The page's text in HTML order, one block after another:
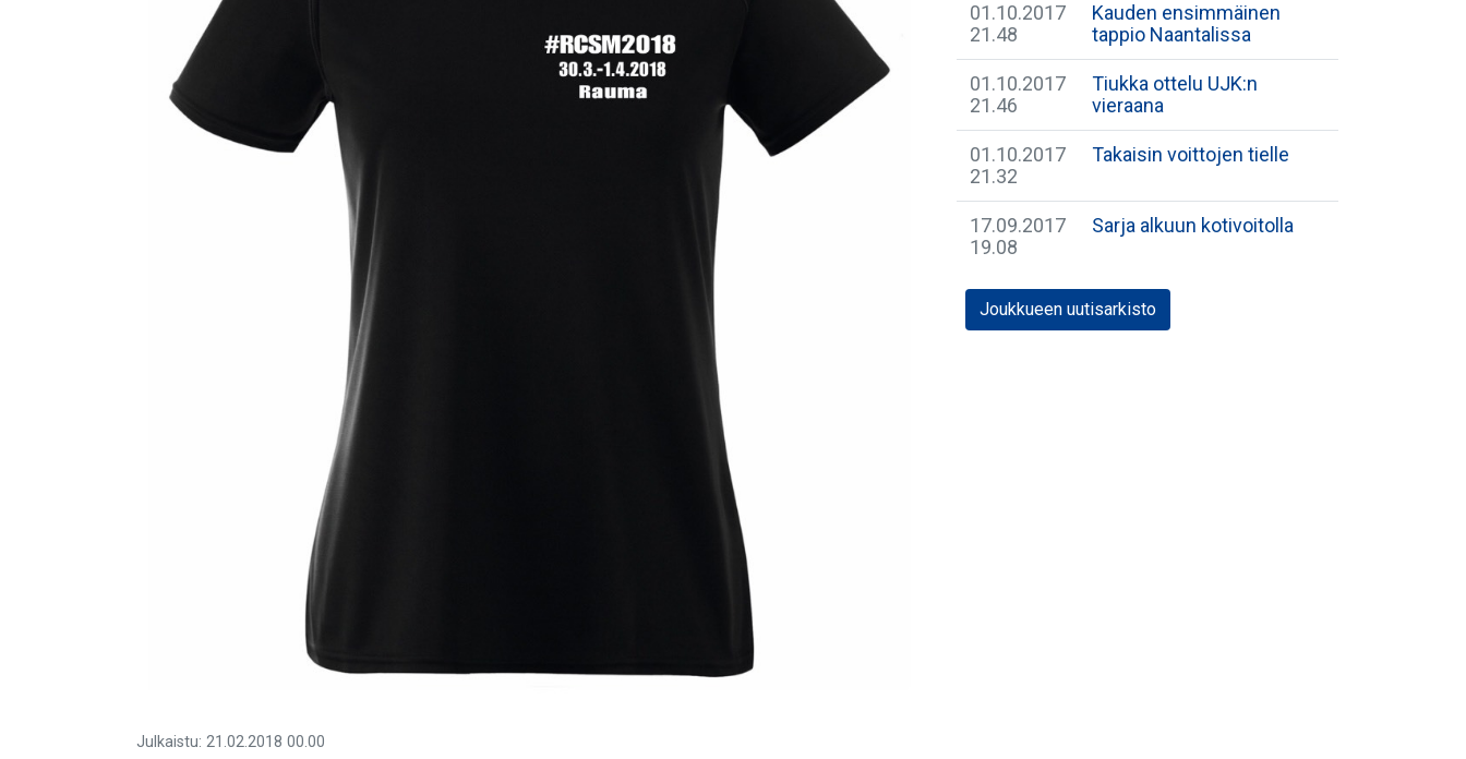
Julkaistu: 21.02.2018 00.00
01.10.2017
21.48
Kauden ensimmäinen
tappio Naantalissa
01.10.2017
21.46
Tiukka ottelu UJK:n
vieraana
01.10.2017
21.32
Takaisin voittojen tielle
17.09.2017
19.08
Sarja alkuun kotivoitolla
Joukkueen uutisarkisto